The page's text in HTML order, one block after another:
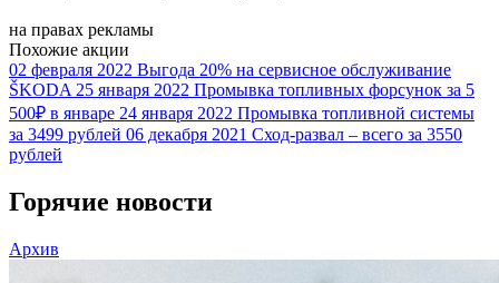
на правах рекламы
Похожие акции
02 февраля 2022 Выгода 20% на сервисное обслуживание
ŠKODA 25 января 2022 Промывка топливных форсунок за 5
500₽ в январе 24 января 2022 Промывка топливной системы
за 3499 рублей 06 декабря 2021 Сход-развал – всего за 3550
рублей
Горячие новости
Архив